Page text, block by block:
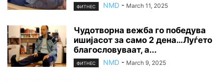
ФИТНЕС NMD - March 11, 2025
Чудотворна вежба го победува
ишијасот за само 2 дена…Луѓето
благословуваат, а...
ФИТНЕС NMD - March 9, 2025